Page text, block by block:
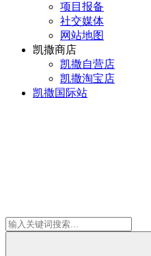
项目报备
社交媒体
网站地图
凯撒商店
凯撒自营店
凯撒淘宝店
凯撒国际站